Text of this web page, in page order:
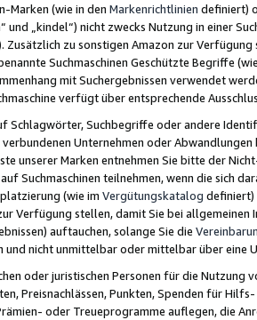
Marken (wie in den Markenrichtlinien definiert)
und „kindel“) nicht zwecks Nutzung in einer
Zusätzlich zu sonstigen Amazon zur
Suchmaschinen Geschützte Begriffe
mit Suchergebnissen verwendet
verfügt über entsprechende
Schlagwörter, Suchbegriffe oder andere
Unternehmen oder
unserer Marken entnehmen Sie bitte der
Suchmaschinen teilnehmen, wenn die sich
(wie im Vergütungskatalog definiert)
Verfügung stellen, damit Sie bei
auftauchen, solange Sie die
und nicht unmittelbar oder mittelbar über eine
oder juristischen Personen für die Nutzung
Preisnachlässen, Punkten, Spenden für
oder Treueprogramme auflegen, die